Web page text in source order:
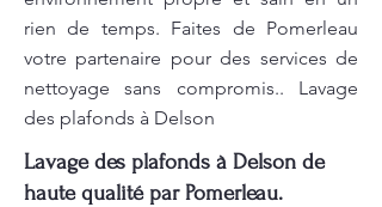
rien de temps. Faites de Pomerleau
votre partenaire pour des services de
nettoyage sans compromis.. Lavage
des plafonds à Delson
Lavage des plafonds à Delson de
haute qualité par Pomerleau.